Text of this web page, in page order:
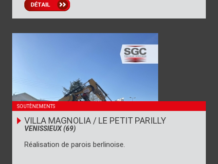
SOUTÈNEMENTS
VILLA MAGNOLIA / LE PETIT PARILLY
VENISSIEUX (69)
Réalisation de parois berlinoise.